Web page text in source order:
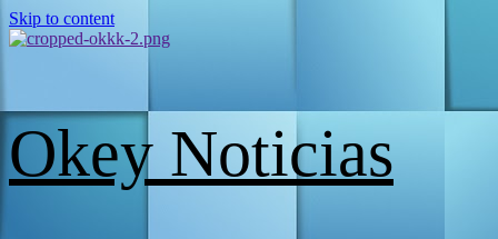
Skip to content
Okey Noticias